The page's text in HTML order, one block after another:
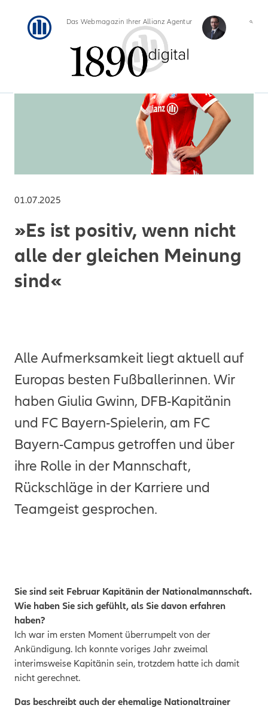
Das Webmagazin Ihrer Allianz Agentur
01.07.2025
»Es ist positiv, wenn nicht
alle der gleichen Meinung
sind«
Alle Aufmerksamkeit liegt aktuell auf
Europas besten Fußballerinnen. Wir
haben Giulia Gwinn, DFB-Kapitänin
und FC Bayern-Spielerin, am FC
Bayern-Campus getroffen und über
ihre Rolle in der Mannschaft,
Rückschläge in der Karriere und
Teamgeist gesprochen.
Sie sind seit Februar Kapitänin der Nationalmannschaft.
Wie haben Sie sich gefühlt, als Sie davon erfahren
haben?
Ich war im ersten Moment überrumpelt von der
Ankündigung. Ich konnte voriges Jahr zweimal
interimsweise Kapitänin sein, trotzdem hatte ich damit
nicht gerechnet.
Das beschreibt auch der ehemalige Nationaltrainer